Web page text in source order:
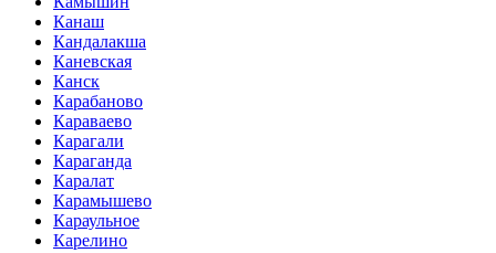
Канаш
Кандалакша
Каневская
Канск
Карабаново
Караваево
Карагали
Караганда
Каралат
Карамышево
Караульное
Карелино